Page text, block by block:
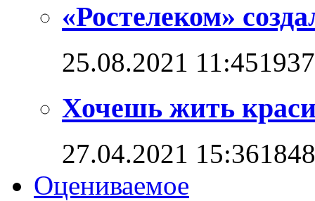
«Ростелеком»
25.08.2021 11:45
Хочешь жить
27.04.2021 15:36
Оцениваемое